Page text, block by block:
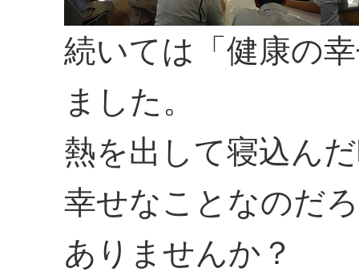
続いては「健康の
ました。
熱を出して寝込ん
幸せなことなのだ
ありませんか？